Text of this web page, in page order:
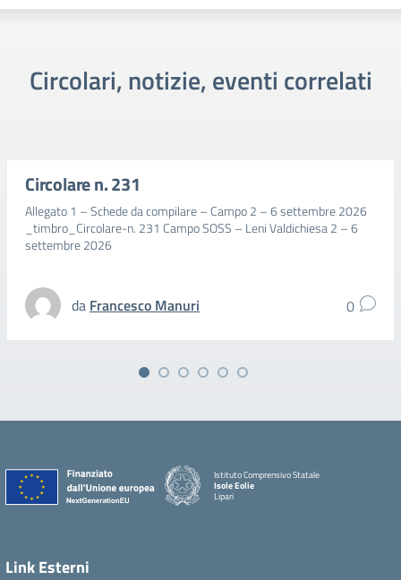
Circolari, notizie, eventi correlati
Circolare n. 231
Allegato 1 – Schede da compilare – Campo 2 – 6 settembre 2026
_timbro_Circolare-n. 231 Campo SOSS – Leni Valdichiesa 2 – 6
settembre 2026
da Francesco Manuri 0
Istituto Comprensivo Statale
Isole Eolie
Lipari
Link Esterni